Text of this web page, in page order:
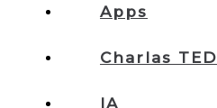
Apps
Charlas TED
IA